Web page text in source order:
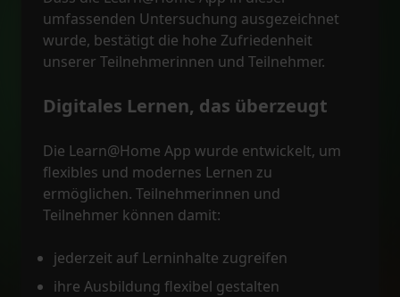
umfassenden Untersuchung ausgezeichnet
wurde, bestätigt die hohe Zufriedenheit
unserer Teilnehmerinnen und Teilnehmer.
Digitales Lernen, das überzeugt
Die Learn@Home App wurde entwickelt, um
flexibles und modernes Lernen zu
ermöglichen. Teilnehmerinnen und
Teilnehmer können damit:
jederzeit auf Lerninhalte zugreifen
ihre Ausbildung flexibel gestalten